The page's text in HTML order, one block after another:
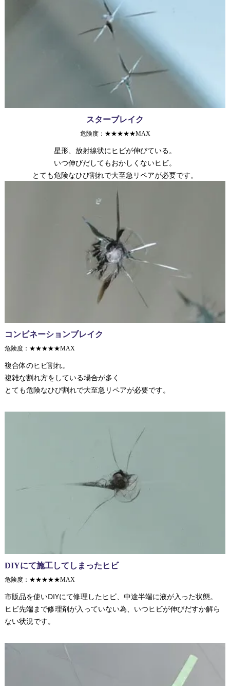
スターブレイク
危険度：★★★★★MAX
星形、放射線状にヒビが伸びている。
いつ伸びだしてもおかしくないヒビ。
とても危険なひび割れで大至急リペアが必要です。
コンビネーションブレイク
危険度：★★★★★MAX
複合体のヒビ割れ。
複雑な割れ方をしている場合が多く
とても危険なひび割れで大至急リペアが必要です。
DIYにて施工してしまったヒビ
危険度：★★★★★MAX
市販品を使いDIYにて修理したヒビ、中途半端に液が入った状態。
ヒビ先端まで修理剤が入っていない為、いつヒビが伸びだすか解ら
ない状況です。